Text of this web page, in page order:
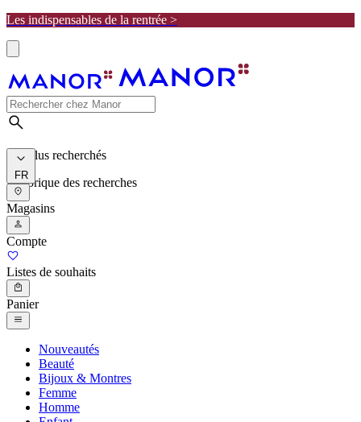
Les indispensables de la rentrée >
Les plus recherchés
Historique des recherches
FR
Magasins
Compte
Listes de souhaits
Panier
Nouveautés
Beauté
Bijoux & Montres
Femme
Homme